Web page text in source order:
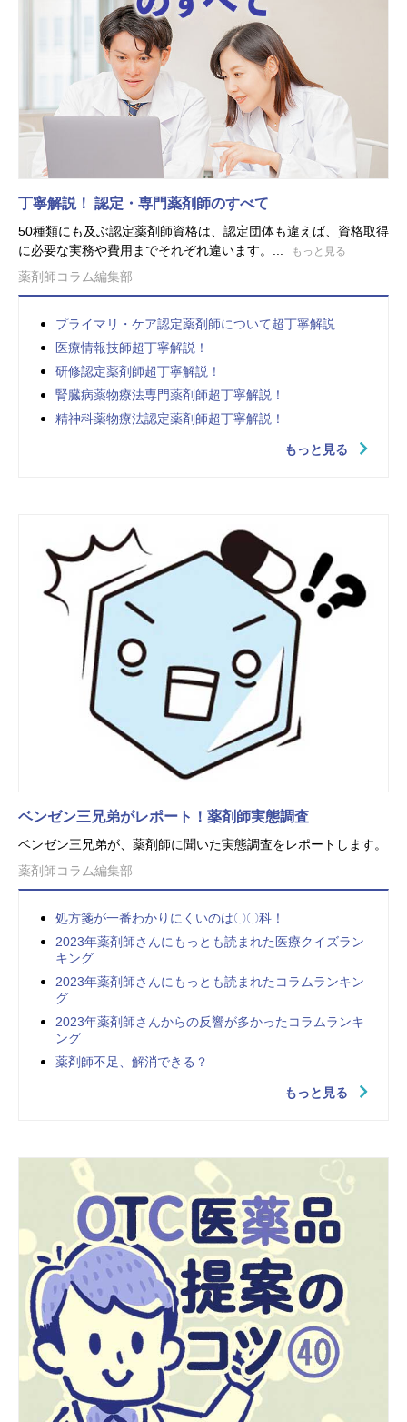
丁寧解説！ 認定・専門薬剤師のすべて
50種類にも及ぶ認定薬剤師資格は、認定団体も違えば、資格取得
に必要な実務や費用までそれぞれ違います。...
もっと見る
薬剤師コラム編集部
プライマリ・ケア認定薬剤師について超丁寧解説
医療情報技師超丁寧解説！
研修認定薬剤師超丁寧解説！
腎臓病薬物療法専門薬剤師超丁寧解説！
精神科薬物療法認定薬剤師超丁寧解説！
もっと見る
ベンゼン三兄弟がレポート！薬剤師実態調査
ベンゼン三兄弟が、薬剤師に聞いた実態調査をレポートします。
薬剤師コラム編集部
処方箋が一番わかりにくいのは〇〇科！
2023年薬剤師さんにもっとも読まれた医療クイズラン
キング
2023年薬剤師さんにもっとも読まれたコラムランキン
グ
2023年薬剤師さんからの反響が多かったコラムランキ
ング
薬剤師不足、解消できる？
もっと見る